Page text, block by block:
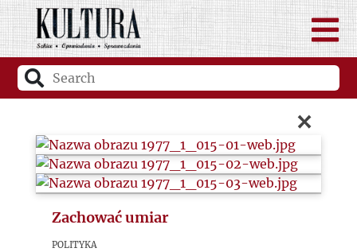
×
Zachować umiar
Polityka